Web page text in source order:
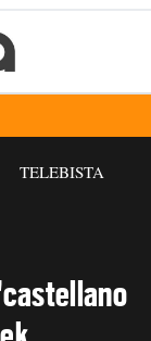
TELEBISTA